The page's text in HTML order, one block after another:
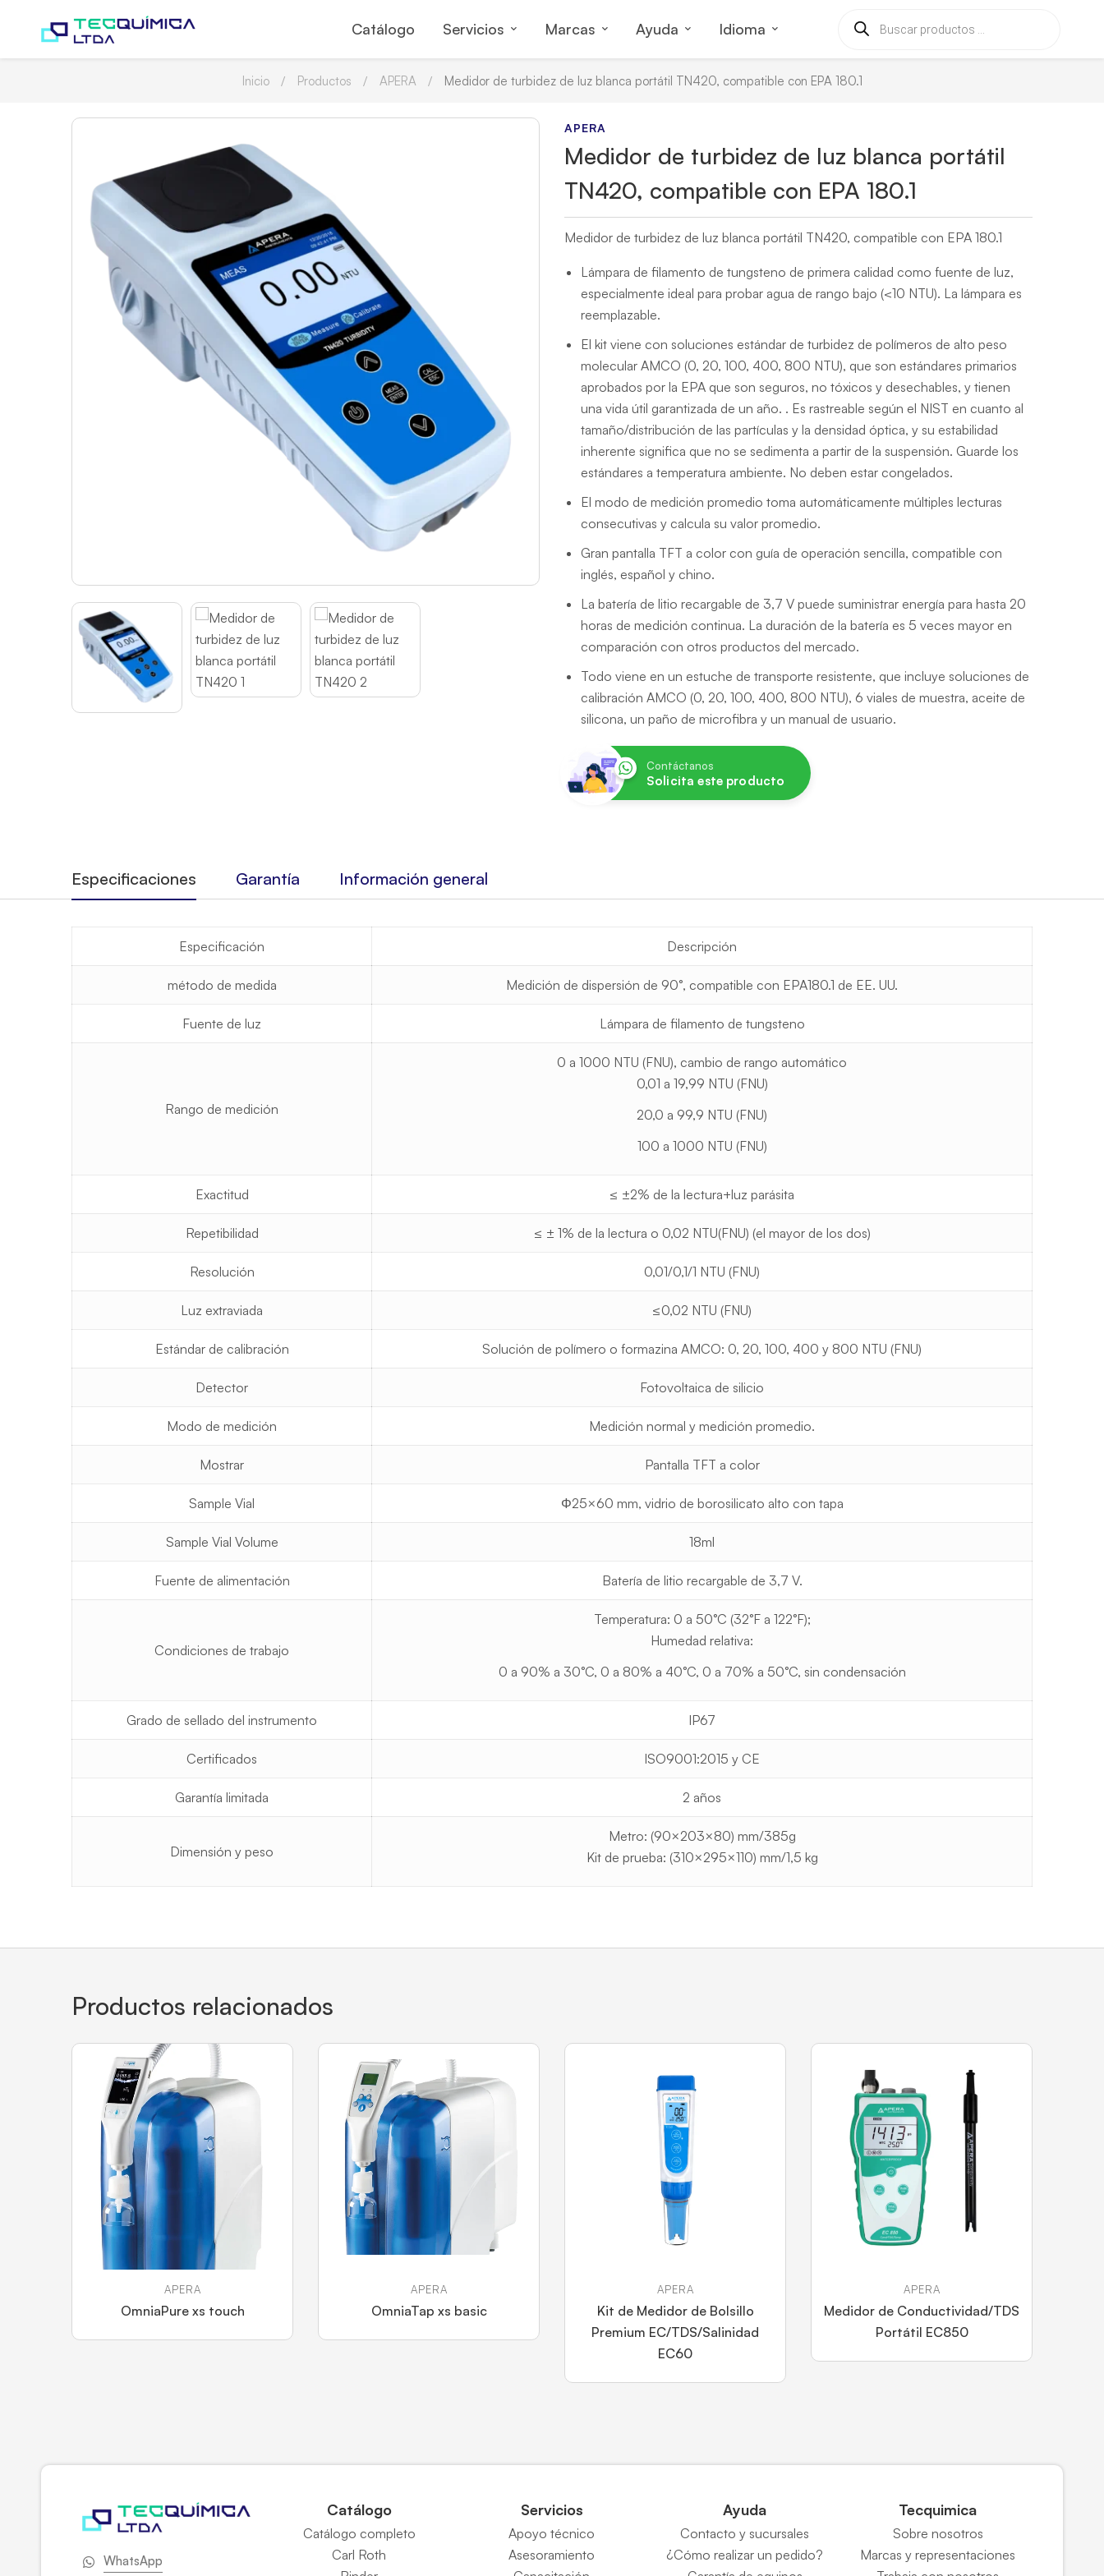
Catálogo Servicios Marcas Ayuda Idioma
Inicio Productos APERA Medidor de turbidez de luz blanca portátil TN420, compatible con EPA 180.1
APERA
Medidor de turbidez de luz blanca portátil
TN420, compatible con EPA 180.1
Medidor de turbidez de luz blanca portátil TN420, compatible con EPA 180.1
Lámpara de filamento de tungsteno de primera calidad como fuente de luz,
especialmente ideal para probar agua de rango bajo (<10 NTU). La lámpara es
reemplazable.
El kit viene con soluciones estándar de turbidez de polímeros de alto peso
molecular AMCO (0, 20, 100, 400, 800 NTU), que son estándares primarios
aprobados por la EPA que son seguros, no tóxicos y desechables, y tienen
una vida útil garantizada de un año. . Es rastreable según el NIST en cuanto al
tamaño/distribución de las partículas y la densidad óptica, y su estabilidad
inherente significa que no se sedimenta a partir de la suspensión. Guarde los
estándares a temperatura ambiente. No deben estar congelados.
El modo de medición promedio toma automáticamente múltiples lecturas
consecutivas y calcula su valor promedio.
Gran pantalla TFT a color con guía de operación sencilla, compatible con
inglés, español y chino.
La batería de litio recargable de 3,7 V puede suministrar energía para hasta 20
horas de medición continua. La duración de la batería es 5 veces mayor en
comparación con otros productos del mercado.
Todo viene en un estuche de transporte resistente, que incluye soluciones de
calibración AMCO (0, 20, 100, 400, 800 NTU), 6 viales de muestra, aceite de
silicona, un paño de microfibra y un manual de usuario.
Contáctanos
Solicita este producto
Especificaciones Garantía Información general
Especificación Descripción
método de medida Medición de dispersión de 90°, compatible con EPA180.1 de EE. UU.
Fuente de luz Lámpara de filamento de tungsteno
Rango de medición
0 a 1000 NTU (FNU), cambio de rango automático
0,01 a 19,99 NTU (FNU)
20,0 a 99,9 NTU (FNU)
100 a 1000 NTU (FNU)
Exactitud ≤ ±2% de la lectura+luz parásita
Repetibilidad ≤ ± 1% de la lectura o 0,02 NTU(FNU) (el mayor de los dos)
Resolución 0,01/0,1/1 NTU (FNU)
Luz extraviada ≤0,02 NTU (FNU)
Estándar de calibración Solución de polímero o formazina AMCO: 0, 20, 100, 400 y 800 NTU (FNU)
Detector Fotovoltaica de silicio
Modo de medición Medición normal y medición promedio.
Mostrar Pantalla TFT a color
Sample Vial Φ25×60 mm, vidrio de borosilicato alto con tapa
Sample Vial Volume 18ml
Fuente de alimentación Batería de litio recargable de 3,7 V.
Condiciones de trabajo
Temperatura: 0 a 50°C (32°F a 122°F);
Humedad relativa:
0 a 90% a 30°C, 0 a 80% a 40°C, 0 a 70% a 50°C, sin condensación
Grado de sellado del instrumento IP67
Certificados ISO9001:2015 y CE
Garantía limitada 2 años
Dimensión y peso
Metro: (90×203×80) mm/385g
Kit de prueba: (310×295×110) mm/1,5 kg
Productos relacionados
APERA
OmniaPure xs touch
APERA
OmniaTap xs basic
APERA
Kit de Medidor de Bolsillo
Premium EC/TDS/Salinidad
EC60
APERA
Medidor de Conductividad/TDS
Portátil EC850
WhatsApp
Catálogo
Catálogo completo
Carl Roth
Servicios
Apoyo técnico
Asesoramiento
Ayuda
Contacto y sucursales
¿Cómo realizar un pedido?
Tecquimica
Sobre nosotros
Marcas y representaciones